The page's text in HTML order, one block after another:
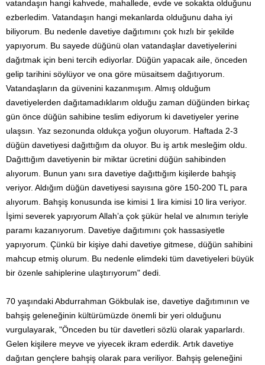
vatandaşın hangi kahvede, mahallede, evde ve sokakta olduğunu
ezberledim. Vatandaşın hangi mekanlarda olduğunu daha iyi
biliyorum. Bu nedenle davetiye dağıtımını çok hızlı bir şekilde
yapıyorum. Bu sayede düğünü olan vatandaşlar davetiyelerini
dağıtmak için beni tercih ediyorlar. Düğün yapacak aile, önceden
gelip tarihini söylüyor ve ona göre müsaitsem dağıtıyorum.
Vatandaşların da güvenini kazanmışım. Almış olduğum
davetiyelerden dağıtamadıklarım olduğu zaman düğünden birkaç
gün önce düğün sahibine teslim ediyorum ki davetiyeler yerine
ulaşsın. Yaz sezonunda oldukça yoğun oluyorum. Haftada 2-3
düğün davetiyesi dağıttığım da oluyor. Bu iş artık mesleğim oldu.
Dağıttığım davetiyenin bir miktar ücretini düğün sahibinden
alıyorum. Bunun yanı sıra davetiye dağıttığım kişilerde bahşiş
veriyor. Aldığım düğün davetiyesi sayısına göre 150-200 TL para
alıyorum. Bahşiş konusunda ise kimisi 1 lira kimisi 10 lira veriyor.
İşimi severek yapıyorum Allah’a çok şükür helal ve alnımın teriyle
paramı kazanıyorum. Davetiye dağıtımını çok hassasiyetle
yapıyorum. Çünkü bir kişiye dahi davetiye gitmese, düğün sahibini
mahcup etmiş olurum. Bu nedenle elimdeki tüm davetiyeleri büyük
bir özenle sahiplerine ulaştırıyorum" dedi.
70 yaşındaki Abdurrahman Gökbulak ise, davetiye dağıtımının ve
bahşiş geleneğinin kültürümüzde önemli bir yeri olduğunu
vurgulayarak, "Önceden bu tür davetleri sözlü olarak yaparlardı.
Gelen kişilere meyve ve yiyecek ikram ederdik. Artık davetiye
dağıtan gençlere bahşiş olarak para veriliyor. Bahşiş geleneğini